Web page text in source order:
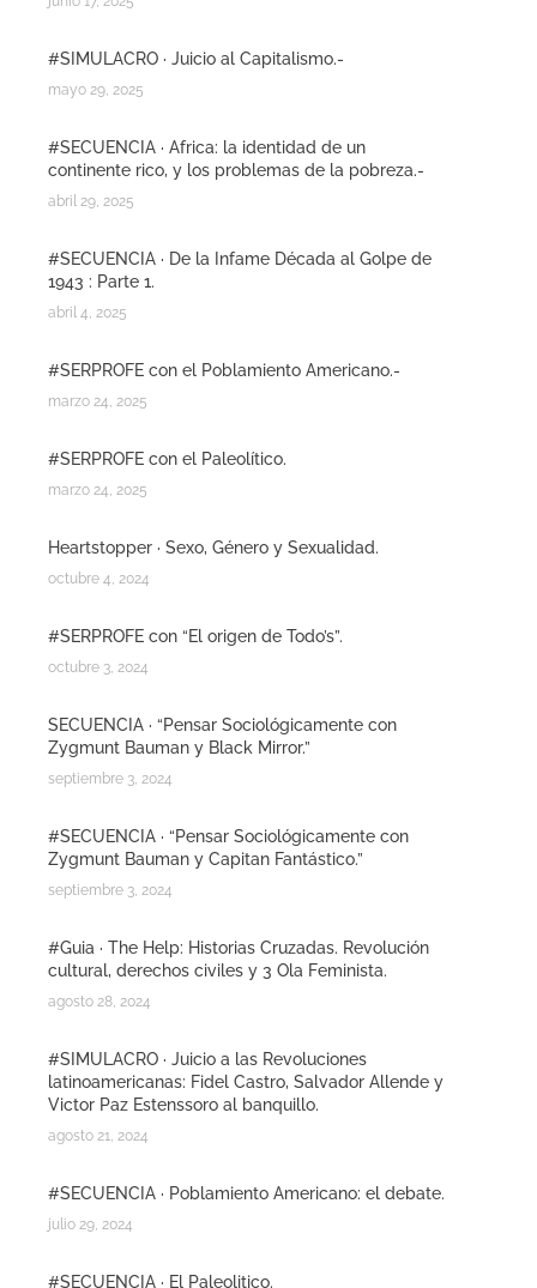
#SIMULACRO · Juicio al Capitalismo.-
mayo 29, 2025
#SECUENCIA · Africa: la identidad de un
continente rico, y los problemas de la pobreza.-
abril 29, 2025
#SECUENCIA · De la Infame Década al Golpe de
1943 : Parte 1.
abril 4, 2025
#SERPROFE con el Poblamiento Americano.-
marzo 24, 2025
#SERPROFE con el Paleolítico.
marzo 24, 2025
Heartstopper · Sexo, Género y Sexualidad.
octubre 4, 2024
#SERPROFE con “El origen de Todo’s”.
octubre 3, 2024
SECUENCIA · “Pensar Sociológicamente con
Zygmunt Bauman y Black Mirror.”
septiembre 3, 2024
#SECUENCIA · “Pensar Sociológicamente con
Zygmunt Bauman y Capitan Fantástico.”
septiembre 3, 2024
#Guia · The Help: Historias Cruzadas. Revolución
cultural, derechos civiles y 3 Ola Feminista.
agosto 28, 2024
#SIMULACRO · Juicio a las Revoluciones
latinoamericanas: Fidel Castro, Salvador Allende y
Victor Paz Estenssoro al banquillo.
agosto 21, 2024
#SECUENCIA · Poblamiento Americano: el debate.
julio 29, 2024
#SECUENCIA · El Paleolitico.